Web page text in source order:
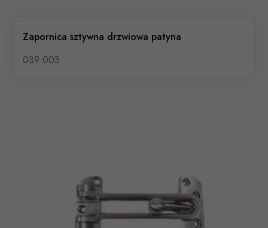
Zapornica sztywna drzwiowa patyna
039 003